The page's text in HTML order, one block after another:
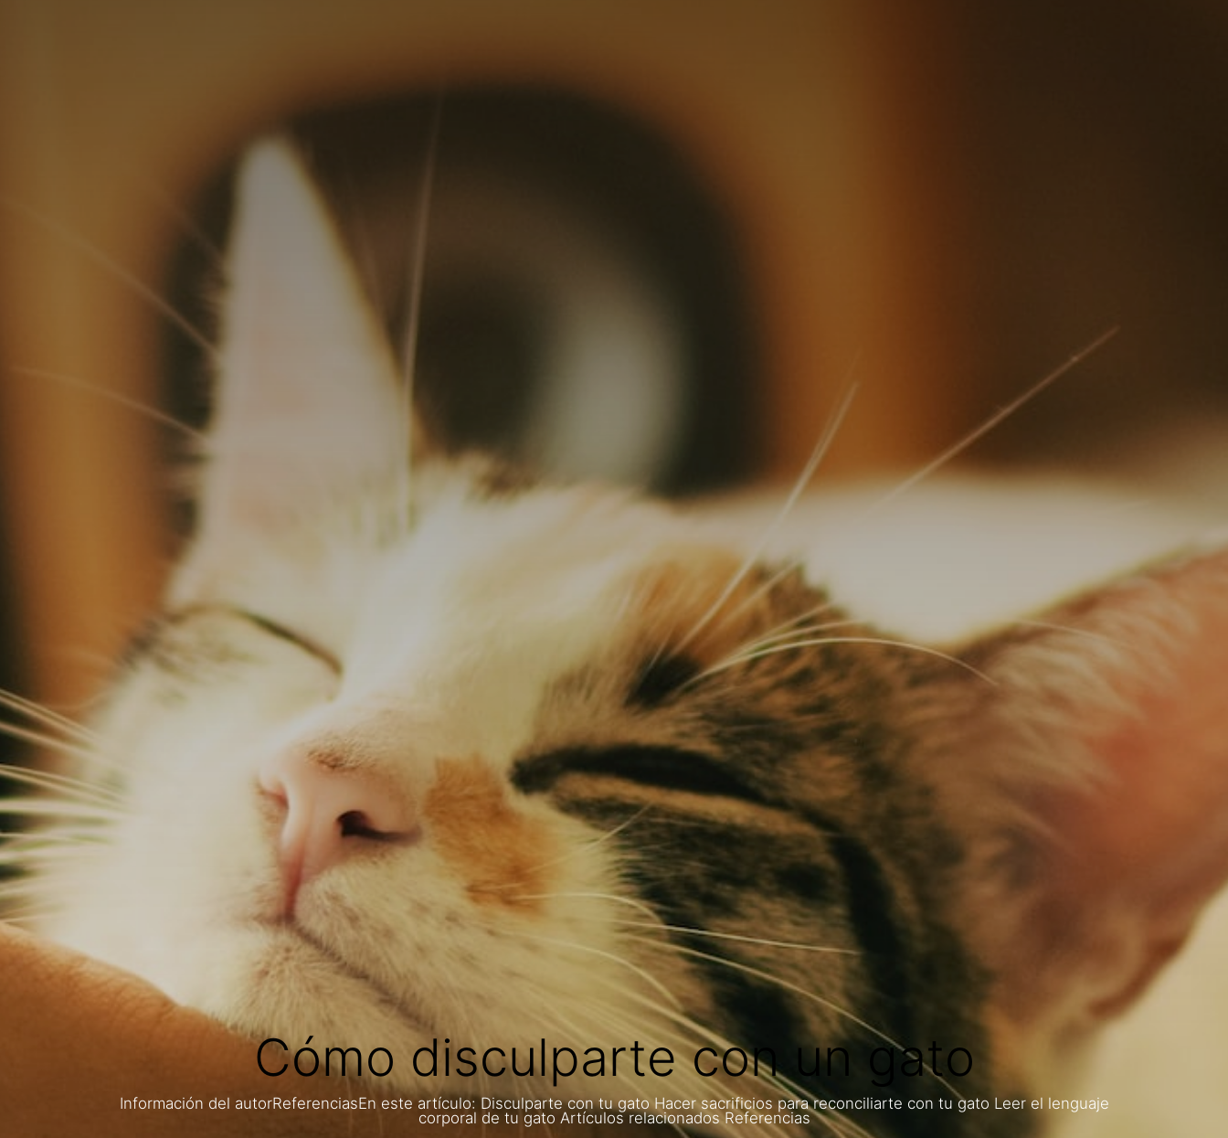
Cómo disculparte con un gato
Información del autorReferenciasEn este artículo: Disculparte con tu gato Hacer sacrificios para reconciliarte con tu gato Leer el lenguaje
corporal de tu gato Artículos relacionados Referencias